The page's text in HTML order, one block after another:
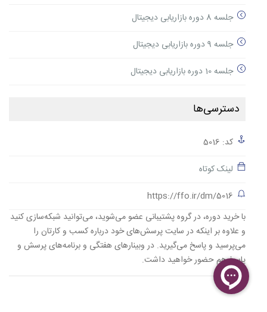
جلسه 8 دوره بازاریابی دیجیتال
جلسه 9 دوره بازاریابی دیجیتال
جلسه 10 دوره بازاریابی دیجیتال
دسترسی‌ها
کد: 5016
لینک کوتاه
https://ffo.ir/dm/5016
با خرید دوره، در گروه پشتیبانی عضو می‌شوید، می‌توانید شبکه‌سازی کنید
و علاوه بر اینکه در سایت پرسش‌های خود درباره کسب و کارتان را
می‌پرسید و پاسخ می‌گیرید. در وبینارهای هفتگی و برنامه‌های پرسش و
پاسخ هم حضور خواهید داشت.